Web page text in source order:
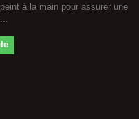
à la main pour assurer une